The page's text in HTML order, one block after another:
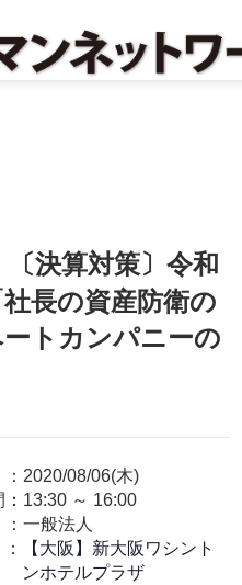
〔決算対策〕令和
長の資産防衛の
トカンパニーの
2020/08/06(木)
13:30～ 16:00
一般法人
【大阪】新大阪ワシント
ンホテルプラザ